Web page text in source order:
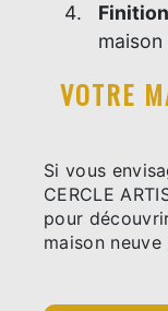
VOTRE
Si vous
CERCLE
pour
maison